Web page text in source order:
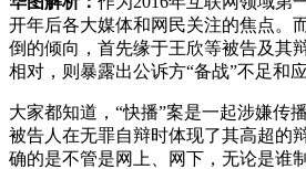
开年后各大媒体和网民关注的焦点。
倒的倾向，首先缘于王欣等被告及其
相对，则暴露出公诉方“备战”不足和
大家都知道，“快播”案是一起涉嫌传
被告人在无罪自辩时体现了其高超的
确的是不管是网上、网下，无论是谁